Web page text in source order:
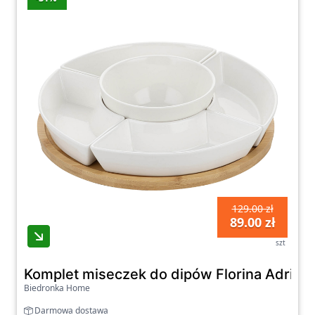
nasza oferta była zróżnicowana i spełniała
Zachęcamy do zapoznania się z naszą
kategorią Pozostała ceramika na naszej
stronie internetowej. Dzięki naszym
produktom, Twoje wnętrze nabierze nowego
charakteru, a Ty będziesz cieszyć się
funkcjonalnością i estetyką codziennie.
Oferujemy atrakcyjne ceny, szybką dostawę
oraz profesjonalną obsługę klienta. Z nami
możesz łatwo i wygodnie urządzić swoje
mieszkanie marzeń!
129.00 zł
89.00 zł
szt
Komplet miseczek do dipów Florina
Biedronka Home
Darmowa dostawa